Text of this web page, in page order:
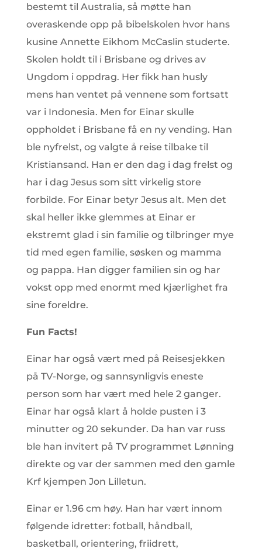
bestemt til Australia, så møtte han
overaskende opp på bibelskolen hvor hans
kusine Annette Eikhom McCaslin studerte.
Skolen holdt til i Brisbane og drives av
Ungdom i oppdrag. Her fikk han husly
mens han ventet på vennene som fortsatt
var i Indonesia. Men for Einar skulle
oppholdet i Brisbane få en ny vending. Han
ble nyfrelst, og valgte å reise tilbake til
Kristiansand. Han er den dag i dag frelst og
har i dag Jesus som sitt virkelig store
forbilde. For Einar betyr Jesus alt. Men det
skal heller ikke glemmes at Einar er
ekstremt glad i sin familie og tilbringer mye
tid med egen familie, søsken og mamma
og pappa. Han digger familien sin og har
vokst opp med enormt med kjærlighet fra
sine foreldre.
Fun Facts!
Einar har også vært med på Reisesjekken
på TV-Norge, og sannsynligvis eneste
person som har vært med hele 2 ganger.
Einar har også klart å holde pusten i 3
minutter og 20 sekunder. Da han var russ
ble han invitert på TV programmet Lønning
direkte og var der sammen med den gamle
Krf kjempen Jon Lilletun.
Einar er 1.96 cm høy. Han har vært innom
følgende idretter: fotball, håndball,
basketball, orientering, friidrett,